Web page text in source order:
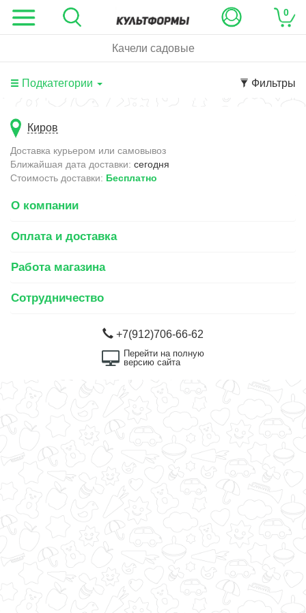
0
Качели садовые
Подкатегории Фильтры
Киров
Доставка курьером или самовывоз
Ближайшая дата доставки: сегодня
Стоимость доставки: Бесплатно
О компании
Оплата и доставка
Работа магазина
Сотрудничество
+7(912)706-66-62
Перейти на полную
версию сайта